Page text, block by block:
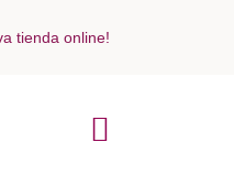
tienda online!